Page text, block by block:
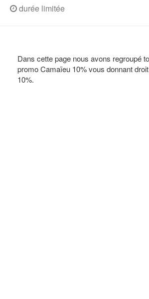
durée limitée
Dans cette page nous avons regroupé
promo Camaïeu 10% vous donnant
10%.